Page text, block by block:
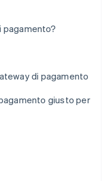
pagamento?
di pagamento
giusto per